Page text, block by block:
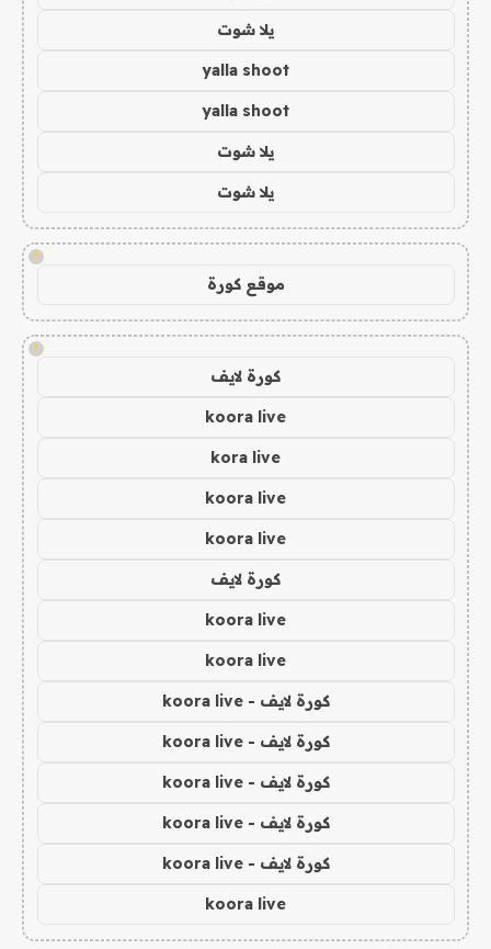
يلا شوت
yalla shoot
yalla shoot
يلا شوت
يلا شوت
!
موقع كورة
!
كورة لايف
koora live
kora live
koora live
koora live
كورة لايف
koora live
koora live
كورة لايف - koora live
كورة لايف - koora live
كورة لايف - koora live
كورة لايف - koora live
كورة لايف - koora live
koora live